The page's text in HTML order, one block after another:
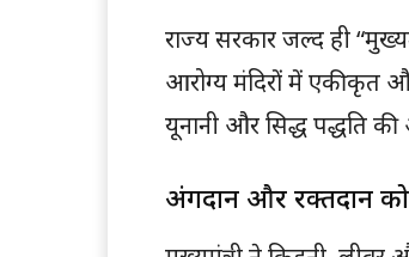
राज्य सरकार जल्द ही
आरोग्य मंदिरों में एकीकृत
यूनानी और सिद्ध पद्धति
अंगदान और रक्तदान को